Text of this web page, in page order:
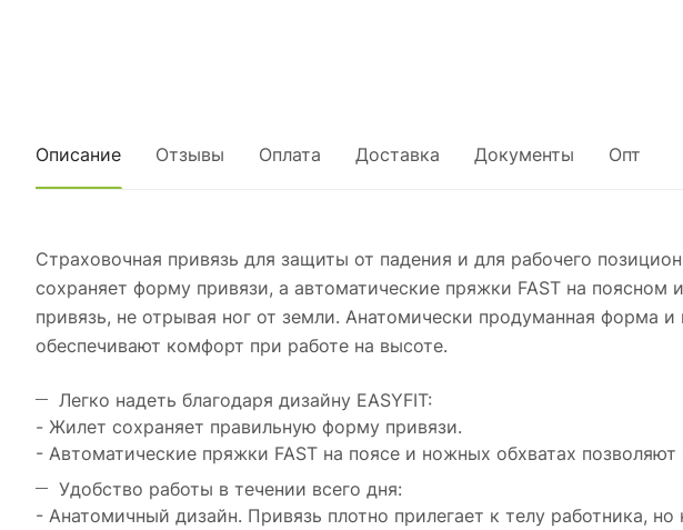
Описание Отзывы Оплата Доставка Документы Опт
Страховочная привязь для защиты от падения и для рабочего
сохраняет форму привязи, а автоматические пряжки FAST на
привязь, не отрывая ног от земли. Анатомически продуманная форма
обеспечивают комфорт при работе на высоте.
Легко надеть благодаря дизайну EASYFIT:
- Жилет сохраняет правильную форму привязи.
- Автоматические пряжки FAST на поясе и ножных обхватах
Удобство работы в течении всего дня:
- Анатомичный дизайн. Привязь плотно прилегает к телу работника, но